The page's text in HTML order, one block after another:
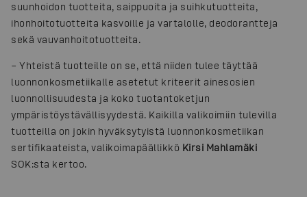
suunhoidon tuotteita, saippuoita ja suihkutuotteita,
ihonhoitotuotteita kasvoille ja vartalolle, deodorantteja
sekä vauvanhoitotuotteita.
– Yhteistä tuotteille on se, että niiden tulee täyttää
luonnonkosmetiikalle asetetut kriteerit ainesosien
luonnollisuudesta ja koko tuotantoketjun
ympäristöystävällisyydestä. Kaikilla valikoimiin tulevilla
tuotteilla on jokin hyväksytyistä luonnonkosmetiikan
sertifikaateista, valikoimapäällikkö Kirsi Mahlamäki
SOK:sta kertoo.